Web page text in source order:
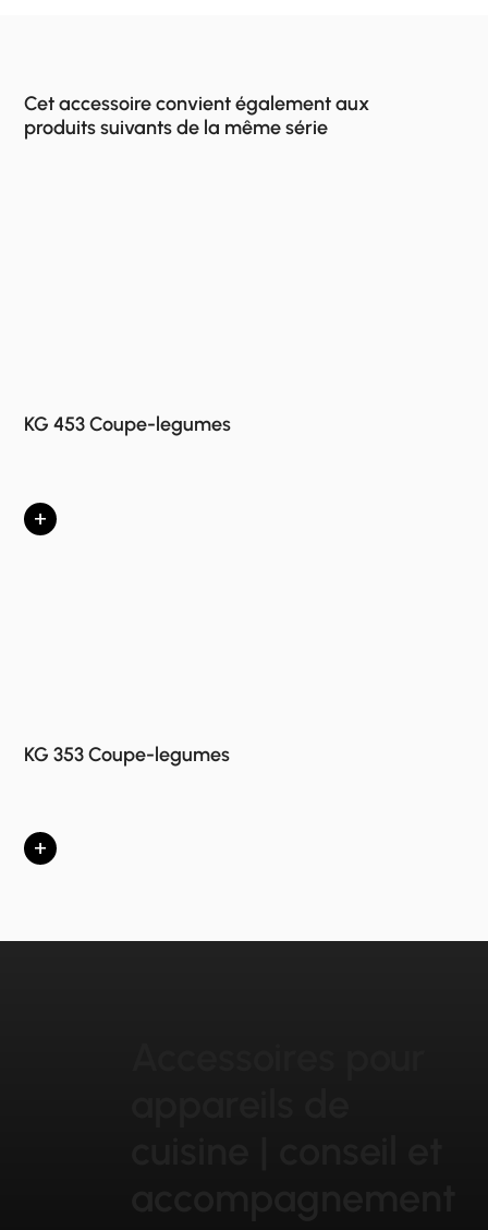
Cet accessoire convient également aux
produits suivants de la même série
KG 453 Coupe-legumes
+
KG 353 Coupe-legumes
+